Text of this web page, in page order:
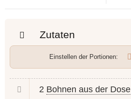
Zutaten
Einstellen der Portionen:
2 Bohnen aus der Dose